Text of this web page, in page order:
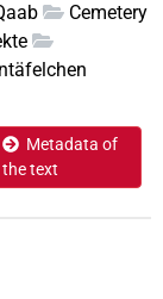
Cemetery
Metadata of
the text